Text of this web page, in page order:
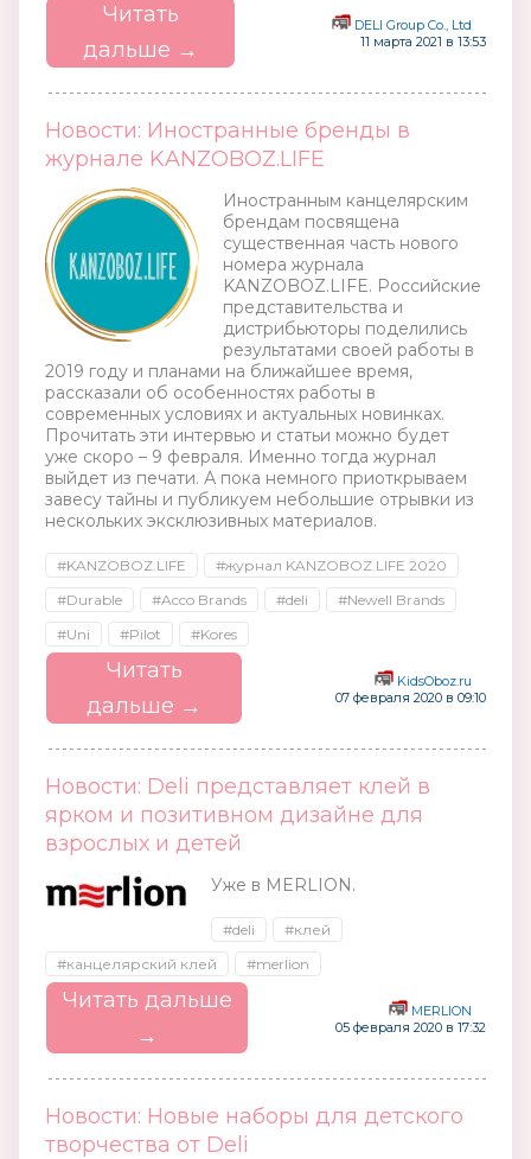
Читать
дальше →
DELI Group Co., Ltd
11 марта 2021 в 13:53
Новости: Иностранные бренды в
журнале KANZOBOZ.LIFE
Иностранным канцелярским
брендам посвящена
существенная часть нового
номера журнала
KANZOBOZ.LIFE. Российские
представительства и
дистрибьюторы поделились
результатами своей работы в
2019 году и планами на ближайшее время,
рассказали об особенностях работы в
современных условиях и актуальных новинках.
Прочитать эти интервью и статьи можно будет
уже скоро – 9 февраля. Именно тогда журнал
выйдет из печати. А пока немного приоткрываем
завесу тайны и публикуем небольшие отрывки из
нескольких эксклюзивных материалов.
#KANZOBOZ.LIFE
#журнал KANZOBOZ.LIFE 2020
#Durable
#Acco Brands #deli
#Newell Brands
#Uni
#Pilot #Kores
Читать
дальше →
KidsOboz.ru
07 февраля 2020 в 09:10
Новости: Deli представляет клей в
ярком и позитивном дизайне для
взрослых и детей
Уже в MERLION.
#deli
#клей
#канцелярский клей
#merlion
Читать дальше
→
MERLION
05 февраля 2020 в 17:32
Новости: Новые наборы для детского
творчества от Deli